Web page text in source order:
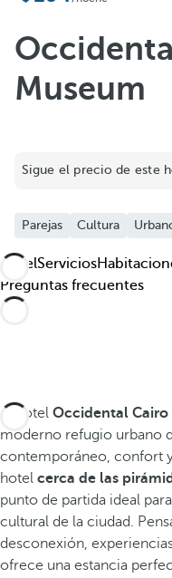
Museum
Sigue el precio de este
Parejas Cultura
HotelServicios
Preguntas frecuentes
El hotel Occidental Cairo
moderno refugio urbano
contemporáneo, confort
hotel cerca de las
punto de partida ideal
cultural de la ciudad.
desconexión,
ofrece una estancia